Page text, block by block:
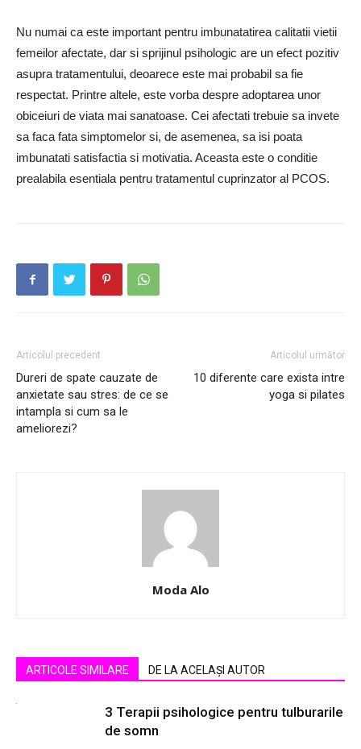
Nu numai ca este important pentru imbunatatirea calitatii vietii
femeilor afectate, dar si sprijinul psihologic are un efect pozitiv
asupra tratamentului, deoarece este mai probabil sa fie
respectat. Printre altele, este vorba despre adoptarea unor
obiceiuri de viata mai sanatoase. Cei afectati trebuie sa invete
sa faca fata simptomelor si, de asemenea, sa isi poata
imbunatati satisfactia si motivatia. Aceasta este o conditie
prealabila esentiala pentru tratamentul cuprinzator al PCOS.
Articolul precedent
Dureri de spate cauzate de
anxietate sau stres: de ce se
intampla si cum sa le
ameliorezi?
Articolul următor
10 diferente care exista intre
yoga si pilates
Moda Alo
ARTICOLE SIMILARE DE LA ACELAȘI AUTOR
3 Terapii psihologice pentru tulburarile
de somn